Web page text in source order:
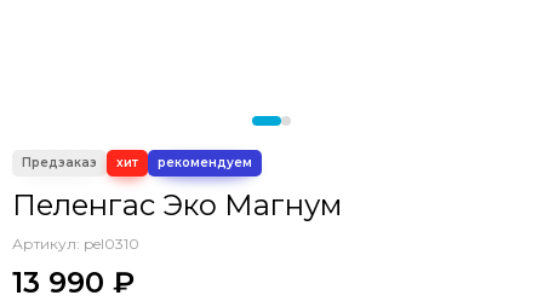
Пеленгас Эко Магнум
Артикул: pel0310
13 990 ₽